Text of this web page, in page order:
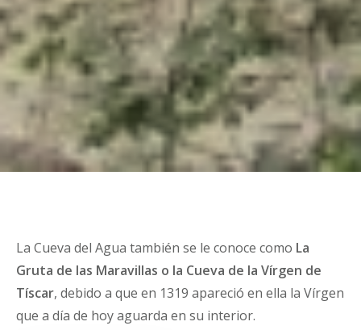
La Cueva del Agua también se le conoce como La
Gruta de las Maravillas o la Cueva de la Vírgen de
Tíscar, debido a que en 1319 apareció en ella la Vírgen
que a día de hoy aguarda en su interior.